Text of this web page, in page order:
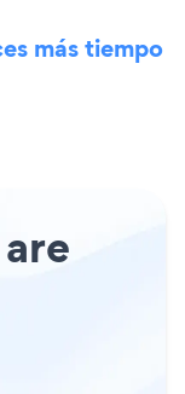
más tiempo